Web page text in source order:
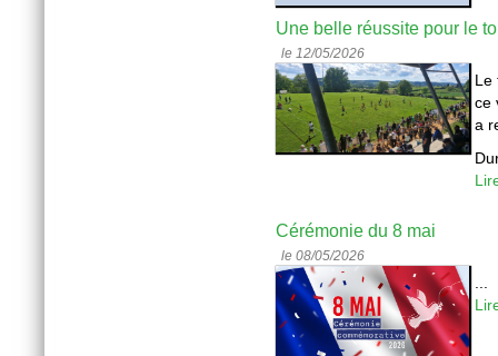
Une belle réussite pour le
le 12/05/2026
Le
ce
a
Cérémonie du 8 mai
le 08/05/2026